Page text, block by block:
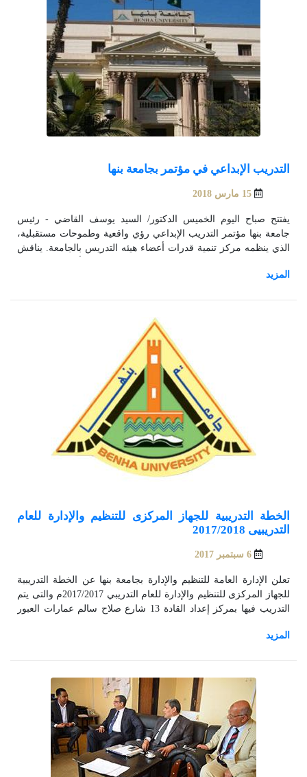
التدريب الإبداعي في مؤتمر بجامعة بنها
15 مارس 2018
يفتتح صباح اليوم الخميس الدكتور/ السيد يوسف القاضي - رئيس
جامعة بنها مؤتمر التدريب الإبداعي رؤي واقعية وطموحات مستقبلية،
الذي ينظمه مركز تنمية قدرات أعضاء هيئه التدريس بالجامعة. يناقش
عدد من الموضوعات في مقدمتها منظومة التدريب الإبداعى ويتضمن
المبدع, ومواصفات بيئة التدريب الإبداعى، كما يناقش المؤتمر
الإحتياجات التدريبية الفعلية للمتدربين، وتضمن التدريب ومتطلبات
سوق العمل وبرامج التدريب التخصصية اللازمة للتنمية المهنية.
الخطة التدريبية للجهاز المركزى للتنظيم والإدارة للعام
التدريبيى 2017/2018
6 سبتمبر 2017
تعلن الإدارة العامة للتنظيم والإدارة بجامعة بنها عن الخطة التدريبية
للجهاز المركزى للتنظيم والإدارة للعام التدريبي 2017/2017م والتى يتم
التدريب فيها بمركز إعداد القادة 13 شارع صلاح سالم عمارات العبور
الخطة التدريبية